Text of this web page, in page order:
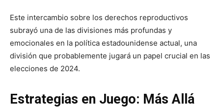
Este intercambio sobre los derechos reproductivos
subrayó una de las divisiones más profundas y
emocionales en la política estadounidense actual, una
división que probablemente jugará un papel crucial en las
elecciones de 2024.
Estrategias en Juego: Más Allá